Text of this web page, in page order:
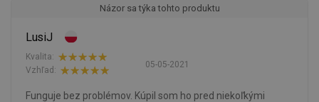
Názor sa týka tohto produktu
LusiJ
05-05-2021
Kvalita:
Vzhľad:
Funguje bez problémov. Kúpil som ho pred niekoľkými